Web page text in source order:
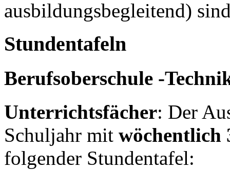
ausbildungsbegleitend)
Stundentafeln
Berufsoberschule -
Unterrichtsfächer: Der
Schuljahr mit wöchentlich
folgender Stundentafel: